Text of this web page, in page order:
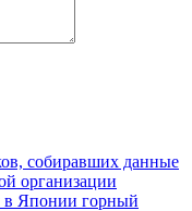
собиравших данные
организации
в Японии горный